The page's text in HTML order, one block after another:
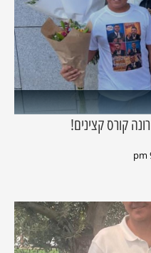
קורס קצינים!